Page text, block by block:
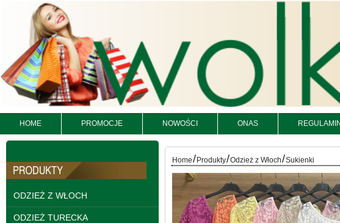
HOME PROMOCJE NOWOŚCI ONAS REGULAMIN
ODZIEŻ Z WŁOCH
ODZIEŻ TURECKA
Kurtki damskie
skórzana Roz S-XL, 1
Kolor Paczka 5 szt
95.00 zł
Home/ Produkty/Odzież z Włoch/Sukienki